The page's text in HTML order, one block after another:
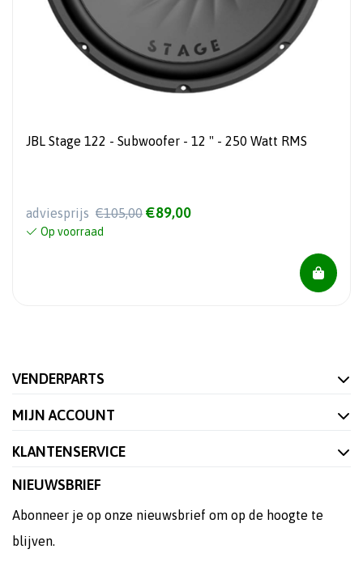
JBL Stage 122 - Subwoofer - 12 " - 250 Watt RMS
adviesprijs €105,00 €89,00
Op voorraad
VENDERPARTS
MIJN ACCOUNT
KLANTENSERVICE
NIEUWSBRIEF
Abonneer je op onze nieuwsbrief om op de hoogte te
blijven.